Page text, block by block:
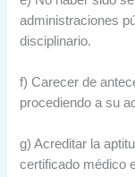
administraciones
disciplinario.
f) Carecer de
procediendo a su
g) Acreditar la
certificado médico